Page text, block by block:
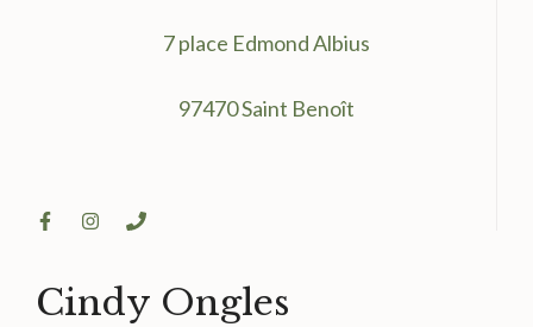
7 place Edmond Albius
97470 Saint Benoît
Cindy Ongles